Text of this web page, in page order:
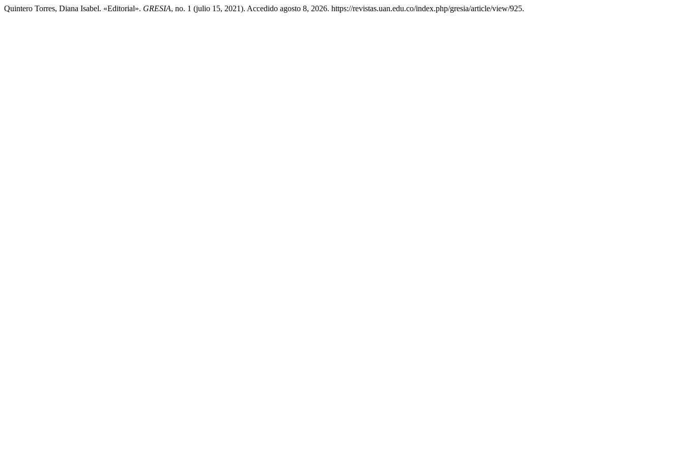
Quintero Torres, Diana Isabel. «Editorial». GRESIA, no. 1 (julio 15, 2021). Accedido agosto 8, 2026. https://revistas.uan.edu.co/index.php/gresia/article/view/925.